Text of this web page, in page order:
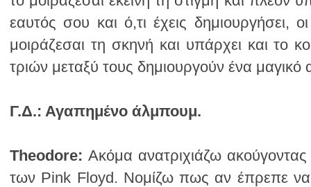
τριών μεταξύ τους δημιουργούν ένα μαγικό
Γ.Δ.: Αγαπημένο άλμπουμ.
Theodore: